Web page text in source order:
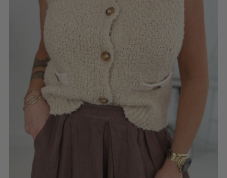
Add to Cart
Sonnenbrille
SKU: 2604080
FARBE: